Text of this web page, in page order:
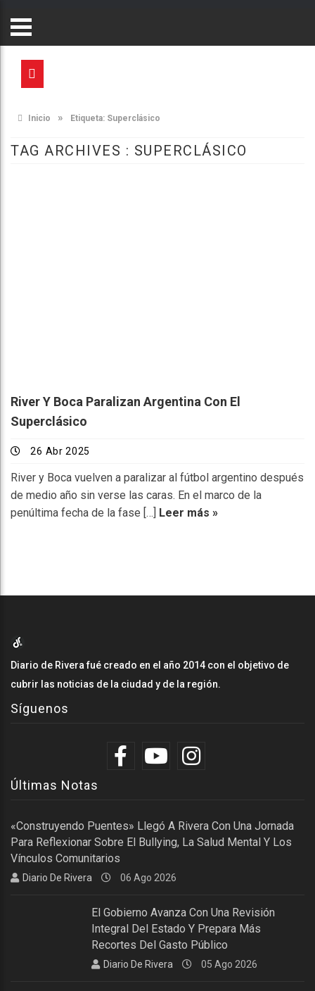
Inicio » Etiqueta: Superclásico
TAG ARCHIVES : SUPERCLÁSICO
River Y Boca Paralizan Argentina Con El
Superclásico
26 Abr 2025
River y Boca vuelven a paralizar al fútbol argentino después
de medio año sin verse las caras. En el marco de la
penúltima fecha de la fase […] Leer más »
Diario de Rivera fué creado en el año 2014 con el objetivo de
cubrir las noticias de la ciudad y de la región.
Síguenos
Últimas Notas
«Construyendo Puentes» Llegó A Rivera Con Una Jornada
Para Reflexionar Sobre El Bullying, La Salud Mental Y Los
Vínculos Comunitarios
Diario De Rivera 06 Ago 2026
El Gobierno Avanza Con Una Revisión
Integral Del Estado Y Prepara Más
Recortes Del Gasto Público
Diario De Rivera 05 Ago 2026